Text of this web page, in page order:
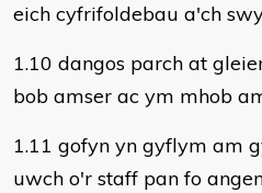
eich cyfrifoldebau a'ch
1.10 dangos parch at
bob amser ac ym mhob
1.11 gofyn yn gyflym am
uwch o'r staff pan fo